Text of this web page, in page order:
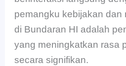
pemangku kebijakan dan
di Bundaran HI adalah
yang meningkatkan rasa
secara signifikan.